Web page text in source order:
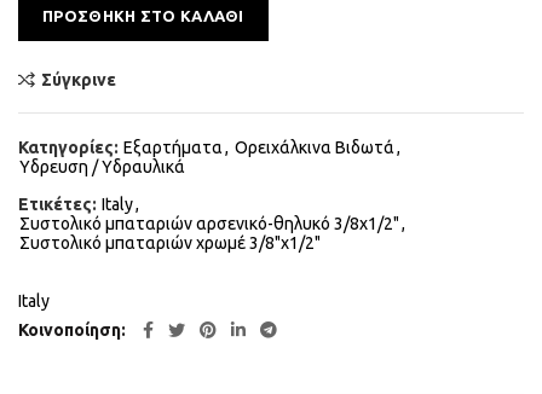
ΠΡΟΣΘΉΚΗ ΣΤΟ ΚΑΛΆΘΙ
Σύγκρινε
Κατηγορίες: Εξαρτήματα, Ορειχάλκινα Βιδωτά,
Υδρευση / Υδραυλικά
Ετικέτες: Italy,
Συστολικό μπαταριών αρσενικό-θηλυκό 3/8x1/2",
Συστολικό μπαταριών χρωμέ 3/8"x1/2"
Italy
Κοινοποίηση